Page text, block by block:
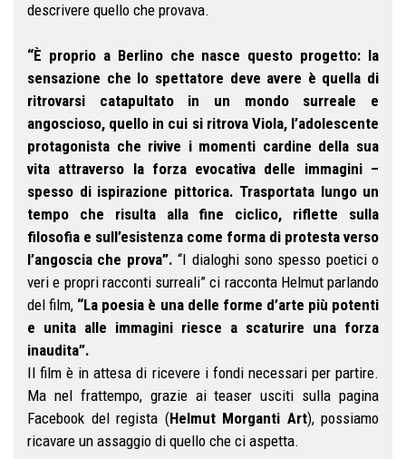
descrivere quello che provava.
“È proprio a Berlino che nasce questo progetto: la
sensazione che lo spettatore deve avere è quella di
ritrovarsi catapultato in un mondo surreale e
angoscioso, quello in cui si ritrova Viola, l’adolescente
protagonista che rivive i momenti cardine della sua
vita attraverso la forza evocativa delle immagini –
spesso di ispirazione pittorica. Trasportata lungo un
tempo che risulta alla fine ciclico, riflette sulla
filosofia e sull’esistenza come forma di protesta verso
l’angoscia che prova”. “I dialoghi sono spesso poetici o
veri e propri racconti surreali” ci racconta Helmut parlando
del film, “La poesia è una delle forme d’arte più potenti
e unita alle immagini riesce a scaturire una forza
inaudita”.
Il film è in attesa di ricevere i fondi necessari per partire.
Ma nel frattempo, grazie ai teaser usciti sulla pagina
Facebook del regista (Helmut Morganti Art), possiamo
ricavare un assaggio di quello che ci aspetta.